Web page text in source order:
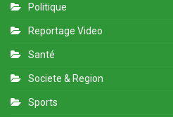
Politique
Reportage Video
Santé
Societe & Region
Sports